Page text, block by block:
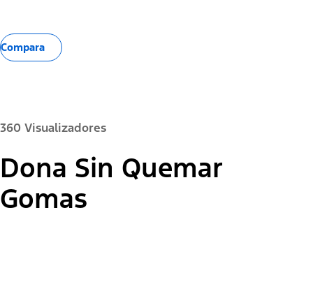
Compara
360 Visualizadores
Dona Sin Quemar
Gomas
Color de la Pintura: